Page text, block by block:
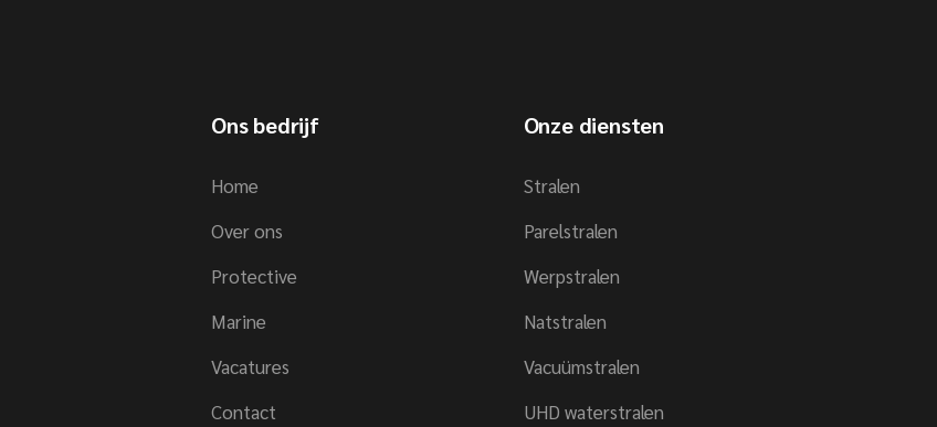
Ons bedrijf
Home
Over ons
Protective
Marine
Vacatures
Contact
Onze diensten
Stralen
Parelstralen
Werpstralen
Natstralen
Vacuümstralen
UHD waterstralen